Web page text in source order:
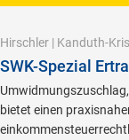
Hirschler | Kanduth-
SWK-Spezial
Umwidmungszuschlag,
bietet einen